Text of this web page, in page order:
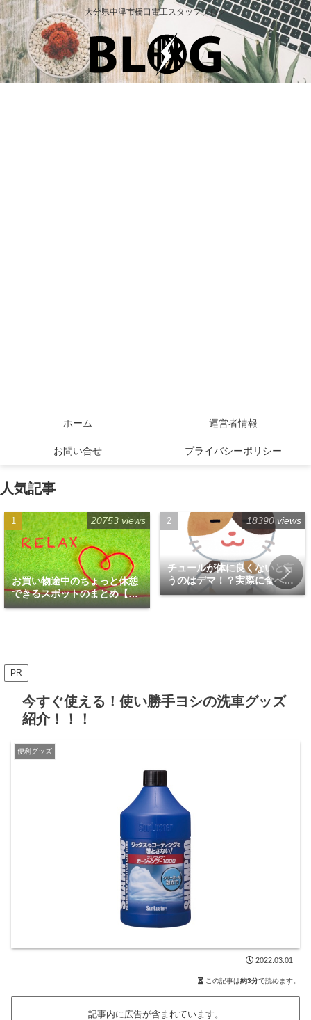
大分県中津市橋口電工スタッフブログ
ホーム 運営者情報
お問い合せ プライバシーポリシー
人気記事
お買い物途中のちょっと休憩
できるスポットのまとめ【福
岡天神エリア編】
20753 views
チュールが体に良くないと言
うのはデマ！？実際に食べて
みた！
18390 views
PR
今すぐ使える！使い勝手ヨシの洗車グッズ
紹介！！！
便利グッズ
2022.03.01
この記事は約3分で読めます。
記事内に広告が含まれています。